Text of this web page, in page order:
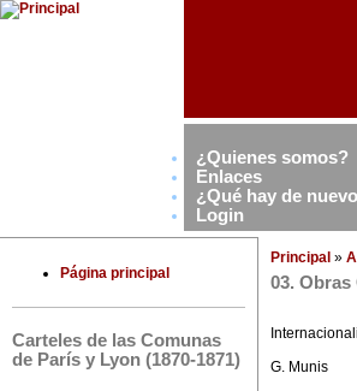
¿Quienes somos?
Enlaces
¿Qué hay de
Login
Página principal
Carteles de las Comunas
de París y Lyon (1870-1871)
Principal »
03.
G. Munis